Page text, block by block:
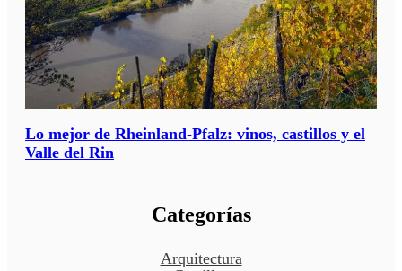
Lo mejor de Rheinland-Pfalz: vinos, castillos y el
Valle del Rin
Categorías
Arquitectura